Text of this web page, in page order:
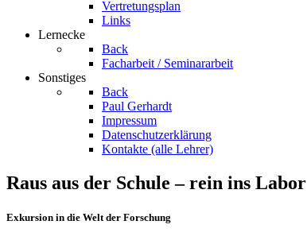
Vertretungsplan
Links
Lernecke
Back
Facharbeit / Seminararbeit
Sonstiges
Back
Paul Gerhardt
Impressum
Datenschutzerklärung
Kontakte (alle Lehrer)
Raus aus der Schule – rein ins Labor
Exkursion in die Welt der Forschung